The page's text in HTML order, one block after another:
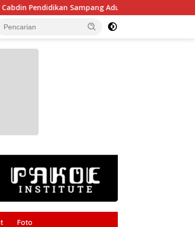
Sampang Adu Kekompakan Lewat Lomba
Foto